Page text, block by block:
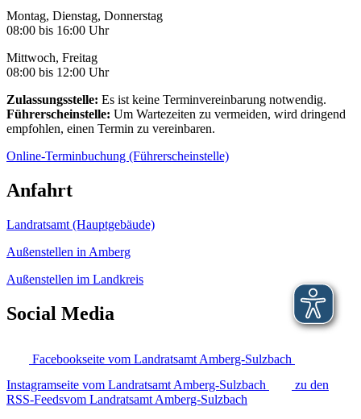
Montag, Dienstag, Donnerstag
08:00 bis 16:00 Uhr
Mittwoch, Freitag
08:00 bis 12:00 Uhr
Zulassungsstelle: Es ist keine Terminvereinbarung notwendig.
Führerscheinstelle: Um Wartezeiten zu vermeiden, wird dringend
empfohlen, einen Termin zu vereinbaren.
Online-Terminbuchung (Führerscheinstelle)
Anfahrt
Landratsamt (Hauptgebäude)
Außenstellen in Amberg
Außenstellen im Landkreis
Social Media
Facebookseite vom Landratsamt Amberg-Sulzbach
Instagramseite vom Landratsamt Amberg-Sulzbach
zu den
RSS-Feedsvom Landratsamt Amberg-Sulzbach